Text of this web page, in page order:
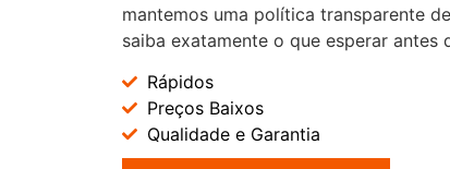
mantemos uma política transparente
saiba exatamente o que esperar antes
Rápidos
Preços Baixos
Qualidade e Garantia